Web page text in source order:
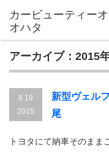
アーカイブ：2015
8.19
2015
新型ヴェル
尾
トヨタにて納車そのま